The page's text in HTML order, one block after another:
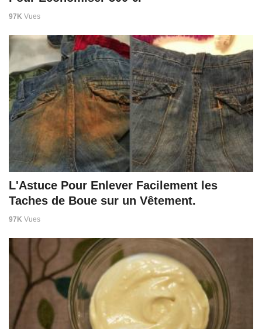
97K Vues
L'Astuce Pour Enlever Facilement les
Taches de Boue sur un Vêtement.
97K Vues